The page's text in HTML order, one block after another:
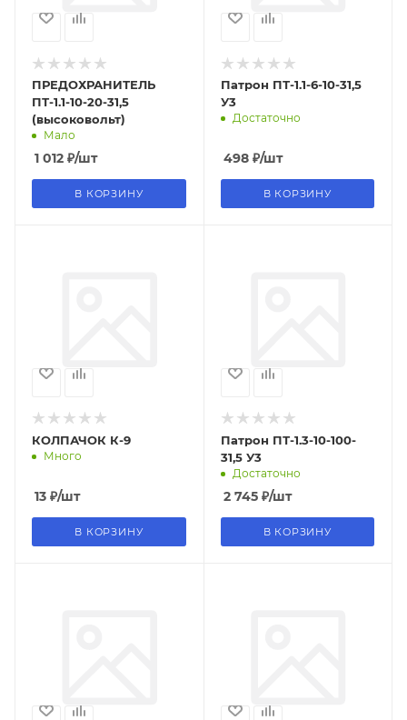
ПРЕДОХРАНИТЕЛЬ
ПТ-1.1-10-20-31,5
(высоковольт)
Мало
1 012 ₽/шт
В КОРЗИНУ
Патрон ПТ-1.1-6-10-31,5
У3
Достаточно
498₽/шт
В КОРЗИНУ
КОЛПАЧОК К-9
Много
13 ₽/шт
В КОРЗИНУ
Патрон ПТ-1.3-10-100-
31,5 У3
Достаточно
2 745₽/шт
В КОРЗИНУ